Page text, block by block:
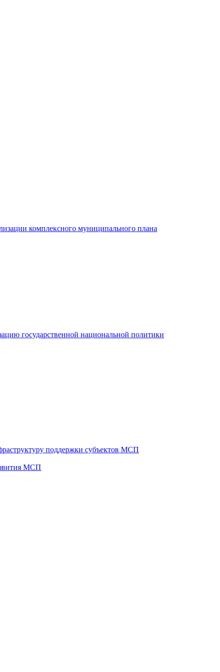
комплексного муниципального плана
государственной национальной политики
поддержки субъектов МСП
МСП